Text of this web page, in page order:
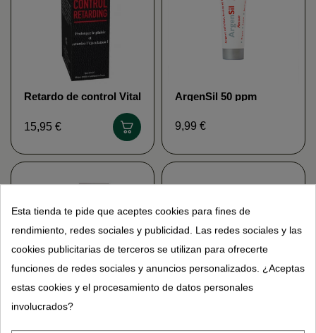
Retardo de control Vital
15,95 €
ArgenSil 50 ppm
50 ml Vector Energy
9,99 €
Lotion spray especial
Esta tienda te pide que aceptes cookies para fines de
rendimiento, redes sociales y publicidad. Las redes sociales y las
cookies publicitarias de terceros se utilizan para ofrecerte
funciones de redes sociales y anuncios personalizados. ¿Aceptas
estas cookies y el procesamiento de datos personales
involucrados?